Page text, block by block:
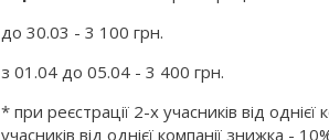
до 30.03 - 3 100 грн.
з 01.04 до 05.04 - 3 400 грн.
* при реєстрації 2-х учасників від
учасників від однієї компанії знижка -